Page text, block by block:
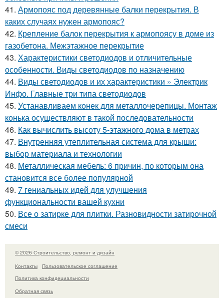
41. Армопояс под деревянные балки перекрытия. В
каких случаях нужен армопояс?
42. Крепление балок перекрытия к армопоясу в доме из
газобетона. Межэтажное перекрытие
43. Характеристики светодиодов и отличительные
особенности. Виды светодиодов по назначению
44. Виды светодиодов и их характеристики » Электрик
Инфо. Главные три типа светодиодов
45. Устанавливаем конек для металлочерепицы. Монтаж
конька осуществляют в такой последовательности
46. Как вычислить высоту 5-этажного дома в метрах
47. Внутренняя утеплительная система для крыши:
выбор материала и технологии
48. Металлическая мебель: 6 причин, по которым она
становится все более популярной
49. 7 гениальных идей для улучшения
функциональности вашей кухни
50. Все о затирке для плитки. Разновидности затирочной
смеси
© 2026 Строительство, ремонт и дизайн
Контакты
Пользовательское соглашение
Политика конфидециальности
Обратная связь